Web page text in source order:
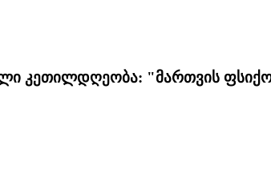
კეთილდღეობა: "მართვის